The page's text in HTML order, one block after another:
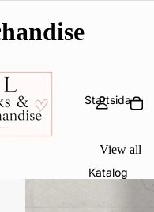
Startsida
Katalog
View all